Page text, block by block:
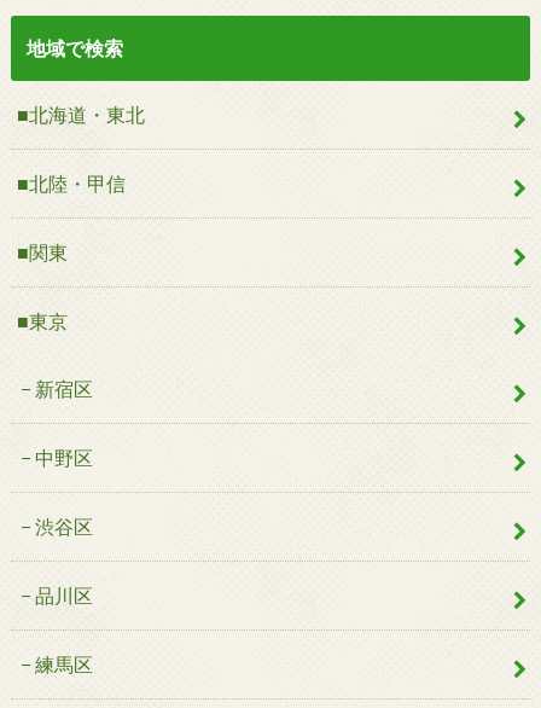
地域で検索
■北海道・東北
■北陸・甲信
■関東
■東京
新宿区
中野区
渋谷区
品川区
練馬区